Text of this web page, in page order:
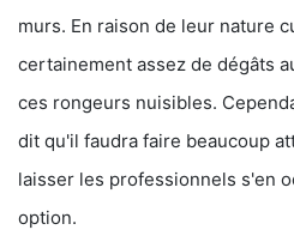
murs. En raison de leur nature
certainement assez de dégâts
ces rongeurs nuisibles.
dit qu'il faudra faire beaucoup
laisser les professionnels s'en
option.